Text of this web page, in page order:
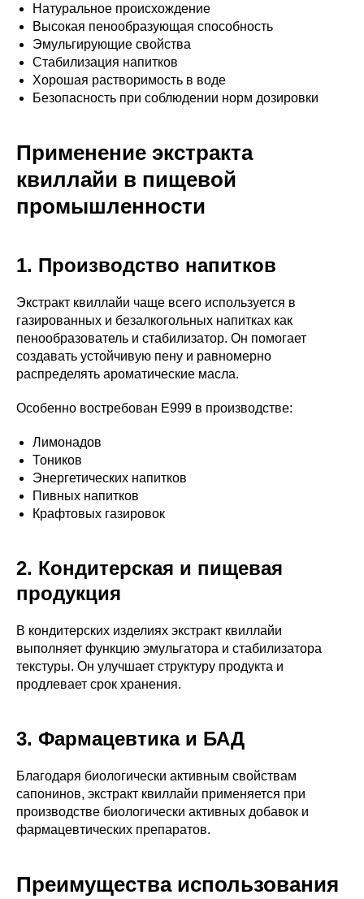
Натуральное происхождение
Высокая пенообразующая способность
Эмульгирующие свойства
Стабилизация напитков
Хорошая растворимость в воде
Безопасность при соблюдении норм дозировки
Применение экстракта
квиллайи в пищевой
промышленности
1. Производство напитков
Экстракт квиллайи чаще всего используется в
газированных и безалкогольных напитках как
пенообразователь и стабилизатор. Он помогает
создавать устойчивую пену и равномерно
распределять ароматические масла.
Особенно востребован E999 в производстве:
Лимонадов
Тоников
Энергетических напитков
Пивных напитков
Крафтовых газировок
2. Кондитерская и пищевая
продукция
В кондитерских изделиях экстракт квиллайи
выполняет функцию эмульгатора и стабилизатора
текстуры. Он улучшает структуру продукта и
продлевает срок хранения.
3. Фармацевтика и БАД
Благодаря биологически активным свойствам
сапонинов, экстракт квиллайи применяется при
производстве биологически активных добавок и
фармацевтических препаратов.
Преимущества использования